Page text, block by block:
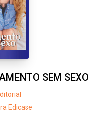
SEM SEXO
Edicase